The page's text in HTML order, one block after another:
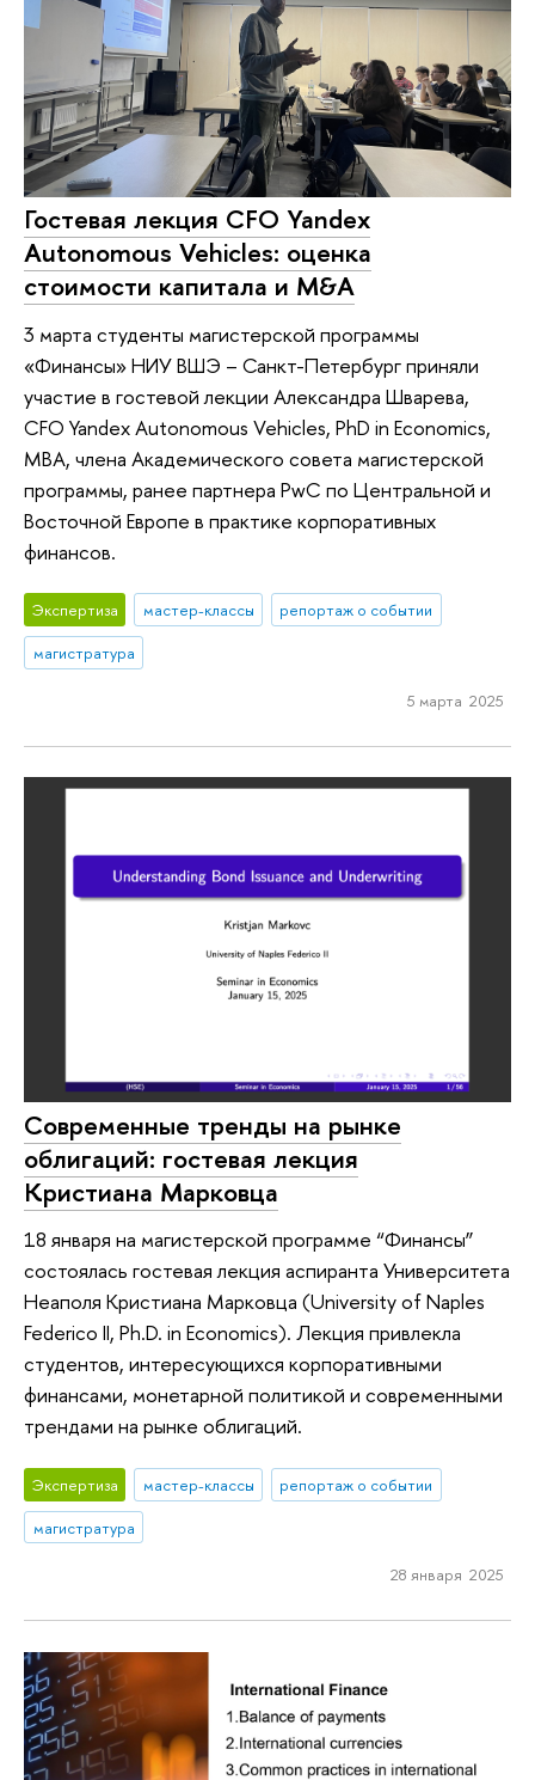
Гостевая лекция CFO Yandex
Autonomous Vehicles: оценка
стоимости капитала и M&A
3 марта студенты магистерской программы
«Финансы» НИУ ВШЭ – Санкт-Петербург приняли
участие в гостевой лекции Александра Шварева,
CFO Yandex Autonomous Vehicles, PhD in Economics,
MBA, члена Академического совета магистерской
программы, ранее партнера PwC по Центральной и
Восточной Европе в практике корпоративных
финансов.
Экспертиза мастер-классы
репортаж о событии
магистратура
5 марта 2025
Современные тренды на рынке
облигаций: гостевая лекция
Кристиана Марковца
18 января на магистерской программе “Финансы”
состоялась гостевая лекция аспиранта Университета
Неаполя Кристиана Марковца (University of Naples
Federico II, Ph.D. in Economics). Лекция привлекла
студентов, интересующихся корпоративными
финансами, монетарной политикой и современными
трендами на рынке облигаций.
Экспертиза мастер-классы
репортаж о событии
магистратура
28 января 2025